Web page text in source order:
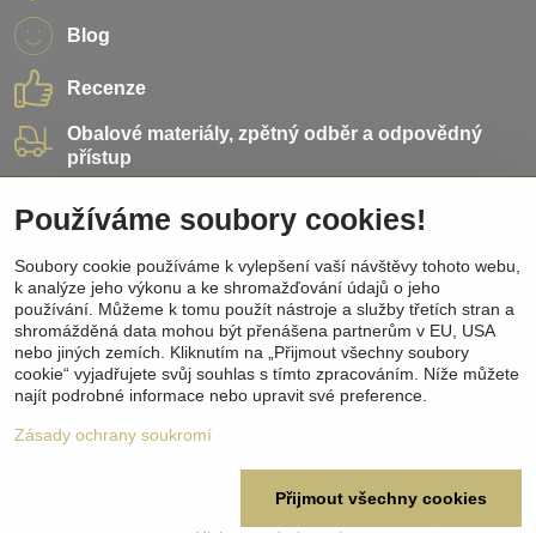
Blog
Recenze
Obalové materiály, zpětný odběr a odpovědný
přístup
Přidejte se k nám
Sociální sítě
Facebook
Instagram
Pinterest
Youtube
Copyright
Používáme soubory cookies!
Soubory cookie používáme k vylepšení vaší návštěvy tohoto webu,
k analýze jeho výkonu a ke shromažďování údajů o jeho
používání. Můžeme k tomu použít nástroje a služby třetích stran a
shromážděná data mohou být přenášena partnerům v EU, USA
nebo jiných zemích. Kliknutím na „Přijmout všechny soubory
cookie“ vyjadřujete svůj souhlas s tímto zpracováním. Níže můžete
najít podrobné informace nebo upravit své preference.
Zásady ochrany soukromí
Přijmout všechny cookies